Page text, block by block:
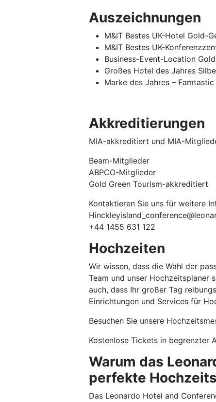
Auszeichnungen
M&IT Bestes UK-Hotel Gold-
M&IT Bestes UK-
Business-Event-Location
Großes Hotel des Jahres
Marke des Jahres –
Akkreditierungen
MIA-akkreditiert und MIA-
Beam-Mitglieder
ABPCO-Mitglieder
Gold Green Tourism-akkreditiert
Kontaktieren Sie uns für weitere
+44 1455 631 122
Hochzeiten
Wir wissen, dass die Wahl der
Team und unser Hochzeitsplaner
auch, dass Ihr großer Tag
Einrichtungen und Services für
Besuchen Sie unsere
Kostenlose Tickets in begrenzter
Warum das
perfekte
Das Leonardo Hotel and